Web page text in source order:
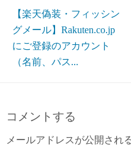
【楽天偽装・フィッシン
グメール】Rakuten.co.jp
にご登録のアカウント
（名前、パス...
コメントする
メールアドレスが公開され